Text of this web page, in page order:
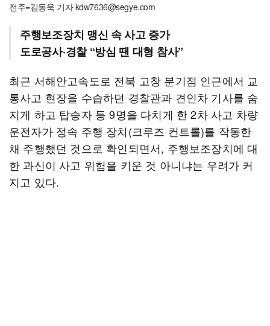
전주=김동욱 기자 kdw7636@segye.com
주행보조장치 맹신 속 사고 증가
도로공사·경찰 “방심 땐 대형 참사”
최근 서해안고속도로 전북 고창 분기점 인근에서 교
통사고 현장을 수습하던 경찰관과 견인차 기사를 숨
지게 하고 탑승자 등 9명을 다치게 한 2차 사고 차량
운전자가 정속 주행 장치(크루즈 컨트롤)를 작동한
채 주행했던 것으로 확인되면서, 주행보조장치에 대
한 과신이 사고 위험을 키운 것 아니냐는 우려가 커
지고 있다.